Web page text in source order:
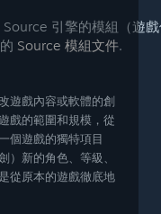
引擎的模組（遊
Source 模組文件.
遊戲內容或軟體的創
戲的範圍和規模，從
個遊戲的獨特項目
）新的角色、等級、
從原本的遊戲徹底地